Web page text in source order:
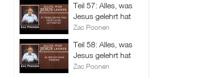
Teil 57: Alles, was
Jesus gelehrt hat
Zac Poonen
Teil 58: Alles, was
Jesus gelehrt hat
Zac Poonen